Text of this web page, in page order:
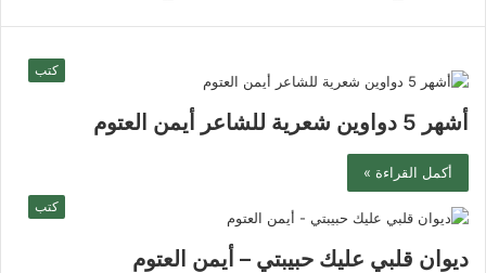
كتب
أشهر 5 دواوين شعرية للشاعر أيمن العتوم
أكمل القراءة »
كتب
ديوان قلبي عليك حبيبتي – أيمن العتوم